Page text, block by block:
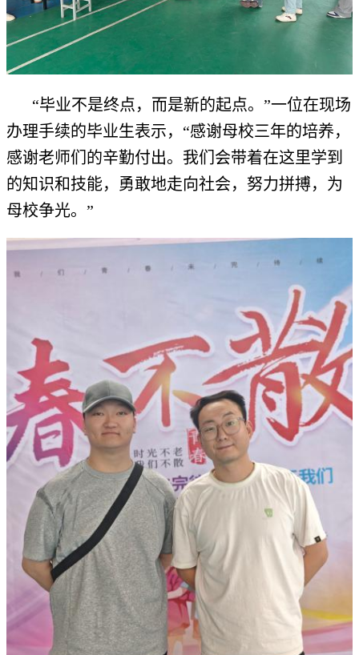
“毕业不是终点，而是新的起点。”一位在现场
办理手续的毕业生表示，“感谢母校三年的培养，
感谢老师们的辛勤付出。我们会带着在这里学到
的知识和技能，勇敢地走向社会，努力拼搏，为
母校争光。”